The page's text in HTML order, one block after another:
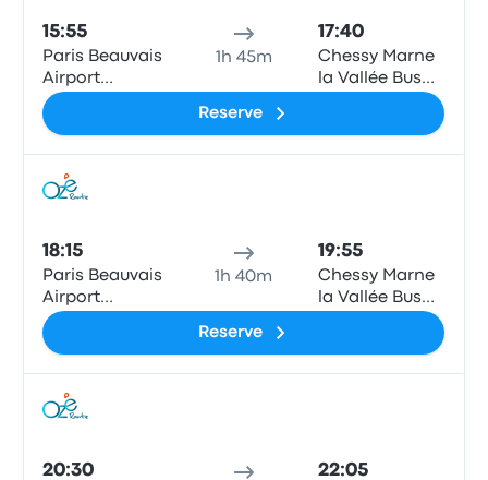
15:55
Paris Beauvais
Airport
Terminal 1
1h 45m
17:40
Chessy Marne
la Vallée Bus
Reserve
18:15
Paris Beauvais
Airport
Terminal 1
1h 40m
19:55
Chessy Marne
la Vallée Bus
Reserve
20:30 22:05